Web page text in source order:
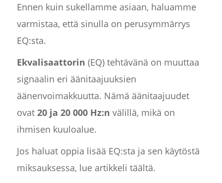
Ennen kuin sukellamme asiaan, haluamme
varmistaa, että sinulla on perusymmärrys
EQ:sta.
Ekvalisaattorin (EQ) tehtävänä on muuttaa
signaalin eri äänitaajuuksien
äänenvoimakkuutta. Nämä äänitaajuudet
ovat 20 ja 20 000 Hz:n välillä, mikä on
ihmisen kuuloalue.
Jos haluat oppia lisää EQ:sta ja sen käytöstä
miksauksessa, lue artikkeli täältä.